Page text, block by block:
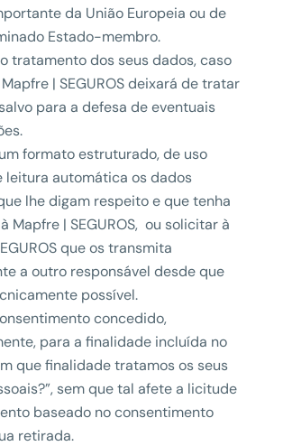
da União Europeia ou de
Estado-membro.
tratamento dos seus dados, caso
| SEGUROS deixará de tratar
para a defesa de eventuais
formato estruturado, de uso
leitura automática os dados
lhe digam respeito e que tenha
Mapfre | SEGUROS, ou solicitar à
que os transmita
a outro responsável desde que
possível.
concedido,
para a finalidade incluída no
que finalidade tratamos os seus
sem que tal afete a licitude
baseado no consentimento
retirada.